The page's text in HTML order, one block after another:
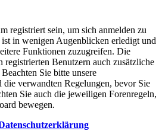
registriert sein, um sich anmelden zu
in wenigen Augenblicken erledigt und
Funktionen zuzugreifen. Die
Benutzern auch zusätzliche
Sie bitte unsere
verwandten Regelungen, bevor Sie
Sie auch die jeweiligen Forenregeln,
bewegen.